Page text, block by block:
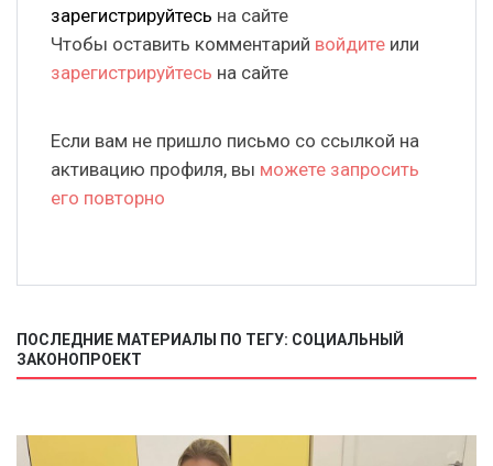
зарегистрируйтесь на сайте
Чтобы оставить комментарий войдите или
зарегистрируйтесь на сайте
Если вам не пришло письмо со ссылкой на
активацию профиля, вы можете запросить
его повторно
ПОСЛЕДНИЕ МАТЕРИАЛЫ ПО ТЕГУ: СОЦИАЛЬНЫЙ
ЗАКОНОПРОЕКТ